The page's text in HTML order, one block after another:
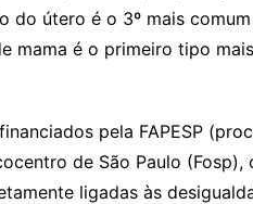
do útero é o 3º mais
mama é o primeiro tipo
pela FAPESP
de São Paulo
ligadas às